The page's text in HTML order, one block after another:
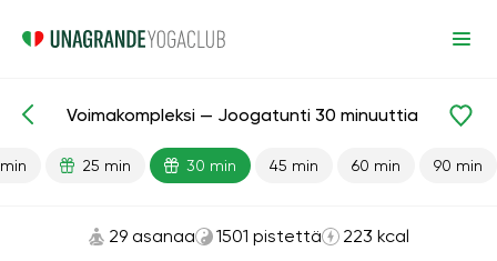
Valmiit oppitunnit Vahvuus
Voimakompleksi — Joogatunti 30 minuuttia
25 min 30 min 45 min 60 min 90 min
29 asanaa 1501 pistettä 223 kcal